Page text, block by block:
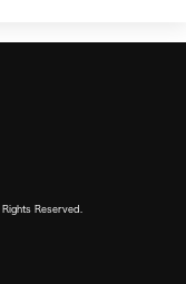
Rights Reserved.